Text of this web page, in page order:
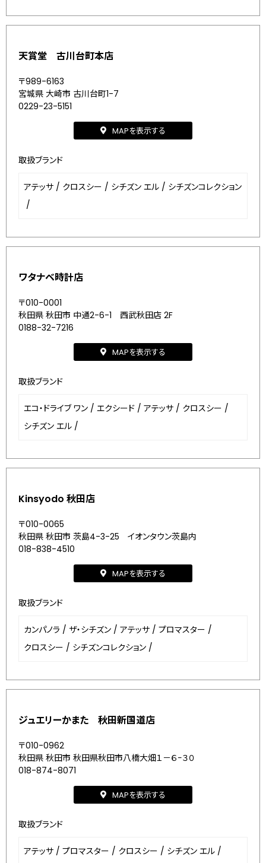
天賞堂 古川台町本店
〒989-6163
宮城県 大崎市 古川台町1-7
0229-23-5151
MAPを表示する
取扱ブランド
アテッサ / クロスシー / シチズン エル / シチズンコレクション
/
ワタナベ時計店
〒010-0001
秋田県 秋田市 中通2-6-1 西武秋田店 2F
0188-32-7216
MAPを表示する
取扱ブランド
エコ・ドライブ ワン / エクシード / アテッサ / クロスシー /
シチズン エル /
Kinsyodo 秋田店
〒010-0065
秋田県 秋田市 茨島4-3-25 イオンタウン茨島内
018-838-4510
MAPを表示する
取扱ブランド
カンパノラ / ザ・シチズン / アテッサ / プロマスター /
クロスシー / シチズンコレクション /
ジュエリーかまた 秋田新国道店
〒010-0962
秋田県 秋田市 秋田県秋田市八橋大畑１－６−３０
018-874-8071
MAPを表示する
取扱ブランド
アテッサ / プロマスター / クロスシー / シチズン エル /